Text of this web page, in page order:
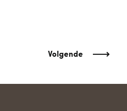
Volgende